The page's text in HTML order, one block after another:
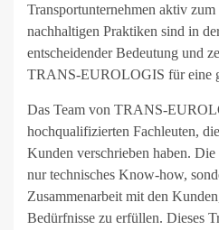
Transportunternehmen aktiv
nachhaltigen Praktiken sind in
entscheidender Bedeutung und
TRANS-EUROLOGIS für eine
Das Team von TRANS-
hochqualifizierten Fachleuten,
Kunden verschrieben haben. Die
nur technisches Know-how,
Zusammenarbeit mit den
Bedürfnisse zu erfüllen. Dieses